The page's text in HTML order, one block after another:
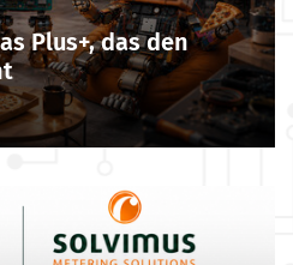
Plus+, das den